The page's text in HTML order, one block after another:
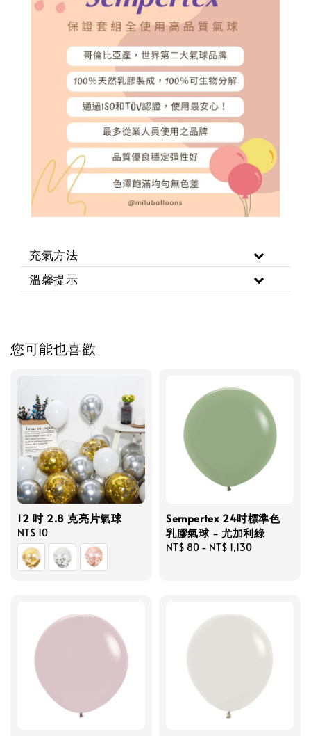
充氣方法
溫馨提示
您可能也喜歡
12 吋 2.8 克亮片氣球
Regular
price
NT$ 10
Sempertex 24吋標準色
乳膠氣球 - 尤加利綠
Regular
NT$ 80 - NT$ 1,130